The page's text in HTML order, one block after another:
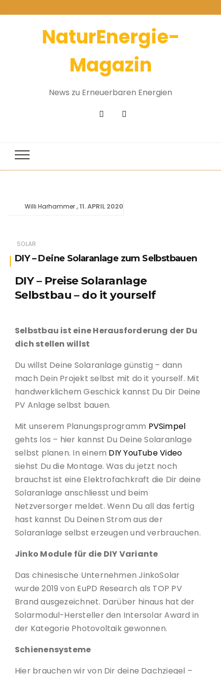
NaturEnergie-
Magazin
News zu Erneuerbaren Energien
SOLAR
DIY – Deine Solaranlage zum Selbstbauen
Willi Harhammer 11. APRIL 2020
DIY – Preise Solaranlage
Selbstbau – do it yourself
Selbstbau ist eine Herausforderung der Du
dich stellen willst
Du willst Deine Solaranlage günstig – dann
mach Dein Projekt selbst mit do it yourself. Mit
handwerklichem Geschick kannst Du Dir Deine
PV Anlage selbst bauen.
Mit unserem Planungsprogramm PVSimpel
gehts los – hier kannst Du Deine Solaranlage
selbst planen. In einem DIY YouTube Video
siehst Du die Montage. Was du jetzt noch
brauchst ist eine Elektrofachkraft die Dir deine
Solaranlage anschliesst und beim
Netzversorger meldet. Wenn Du all das fertig
hast kannst Du Deinen Strom aus der
Solaranlage selbst erzeugen und verbrauchen.
Jinko Module für die DIY Variante
Das chinesische Unternehmen JinkoSolar
wurde 2019 von EuPD Research als TOP PV
Brand ausgezeichnet. Darüber hinaus hat der
Solarmodul-Hersteller den Intersolar Award in
der Kategorie Photovoltaik gewonnen.
Schienensysteme
Hier brauchen wir von Dir deine Dachziegel –